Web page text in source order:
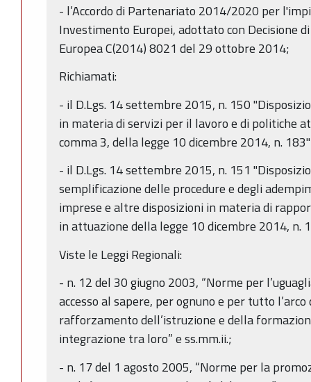
- l’Accordo di Partenariato 2014/2020 per
Investimento Europei, adottato con Decisione
Europea C(2014) 8021 del 29 ottobre 2014;
Richiamati:
- il D.Lgs. 14 settembre 2015, n. 150
in materia di servizi per il lavoro e di politiche
comma 3, della legge 10 dicembre 2014, n.
- il D.Lgs. 14 settembre 2015, n. 151
semplificazione delle procedure e degli
imprese e altre disposizioni in materia di
in attuazione della legge 10 dicembre 2014, n.
Viste le Leggi Regionali:
- n. 12 del 30 giugno 2003, “Norme per
accesso al sapere, per ognuno e per tutto
rafforzamento dell’istruzione e della
integrazione tra loro” e ss.mm.ii.;
- n. 17 del 1 agosto 2005, “Norme per la